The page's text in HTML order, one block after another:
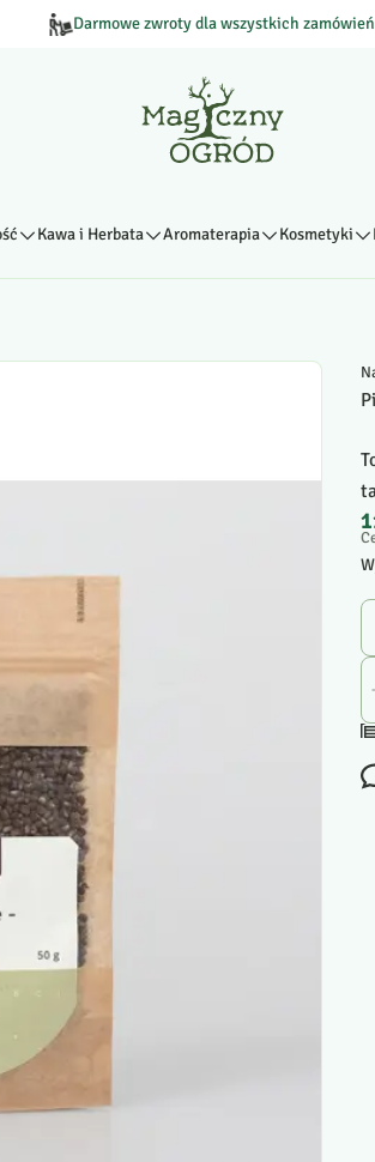
Darmowe zwroty dla wszystkich zamówień
Kawa i Herbata Aromaterapia Kosmetyki